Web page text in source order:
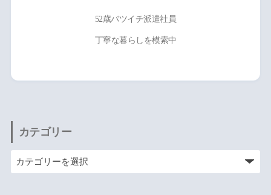
52歳バツイチ派遣社員
丁寧な暮らしを模索中
カテゴリー